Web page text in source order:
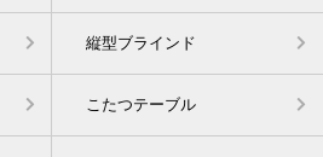
縦型ブラインド
こたつテーブル